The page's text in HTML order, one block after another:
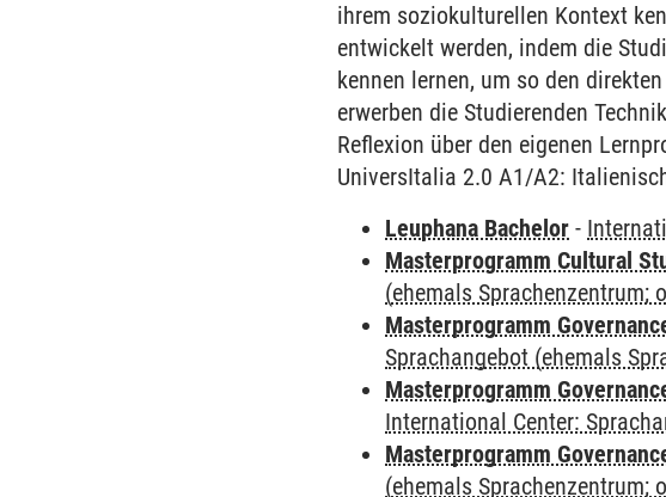
ihrem soziokulturellen Kontext
entwickelt werden, indem die
kennen lernen, um so den
erwerben die Studierenden
Reflexion über den eigenen
UniversItalia 2.0 A1/A2:
Leuphana Bachelor -
Masterprogramm Cultural
(ehemals Sprachenzentrum;
Masterprogramm
Sprachangebot (ehemals
Masterprogramm
International Center:
Masterprogramm
(ehemals Sprachenzentrum;